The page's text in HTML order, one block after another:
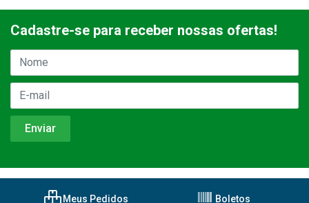
Cadastre-se para receber nossas ofertas!
Meus Pedidos Boletos